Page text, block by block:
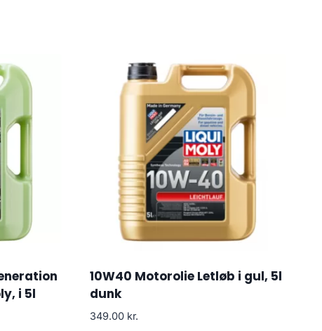
i 5l
10W40 Motorolie Letløb i gul, 5l
dunk
349.00 kr.